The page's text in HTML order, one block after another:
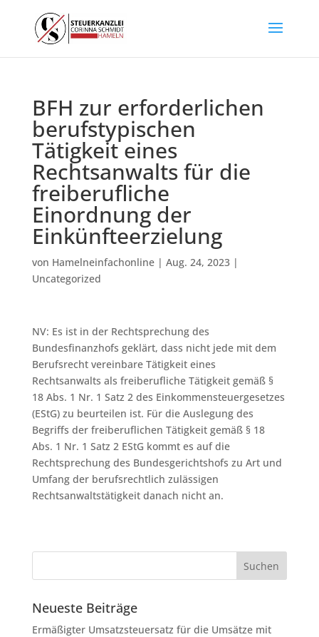
BFH zur erforderlichen
berufstypischen
Tätigkeit eines
Rechtsanwalts für die
freiberufliche
Einordnung der
Einkünfteerzielung
von Hamelneinfachonline| Aug. 24, 2023|
Uncategorized
NV: Es ist in der Rechtsprechung des
Bundesfinanzhofs geklärt, dass nicht jede mit dem
Berufsrecht vereinbare Tätigkeit eines
Rechtsanwalts als freiberufliche Tätigkeit gemäß §
18 Abs. 1 Nr. 1 Satz 2 des Einkommensteuergesetzes
(EStG) zu beurteilen ist. Für die Auslegung des
Begriffs der freiberuflichen Tätigkeit gemäß § 18
Abs. 1 Nr. 1 Satz 2 EStG kommt es auf die
Rechtsprechung des Bundesgerichtshofs zu Art und
Umfang der berufsrechtlich zulässigen
Rechtsanwaltstätigkeit danach nicht an.
Neueste Beiträge
Ermäßigter Umsatzsteuersatz für die Umsätze mit